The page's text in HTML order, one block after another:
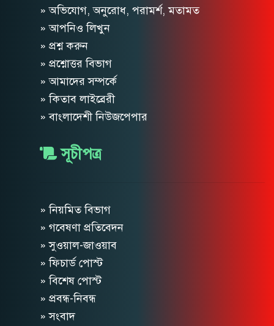
» অভিযোগ, অনুরোধ, পরামর্শ, মতামত
» আপনিও লিখুন
» প্রশ্ন করুন
» প্রশ্নোত্তর বিভাগ
» আমাদের সম্পর্কে
» কিতাব লাইব্রেরী
» বাংলাদেশী নিউজপেপার
সূচীপত্র
» নিয়মিত বিভাগ
» গবেষণা প্রতিবেদন
» সুওয়াল-জাওয়াব
» ফিচার্ড পোস্ট
» বিশেষ পোস্ট
» প্রবন্ধ-নিবন্ধ
» সংবাদ